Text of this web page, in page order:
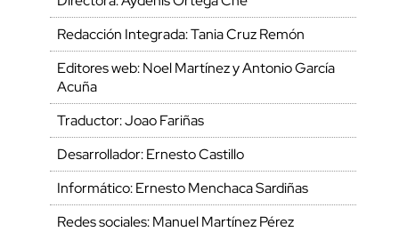
Redacción Integrada: Tania Cruz Remón
Editores web: Noel Martínez y Antonio García
Acuña
Traductor: Joao Fariñas
Desarrollador: Ernesto Castillo
Informático: Ernesto Menchaca Sardiñas
Redes sociales: Manuel Martínez Pérez